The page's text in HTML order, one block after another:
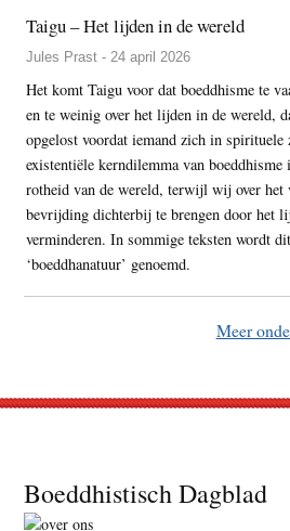
Taigu – Het lijden in de wereld
Jules Prast - 24 april 2026
Het komt Taigu voor dat boeddhisme te
en te weinig over het lijden in de wereld,
opgelost voordat iemand zich in
existentiële kerndilemma van
rotheid van de wereld, terwijl wij over het
bevrijding dichterbij te brengen door het
verminderen. In sommige teksten wordt
‘boeddhanatuur’ genoemd.
Meer
Footer
Boeddhistisch Dagblad